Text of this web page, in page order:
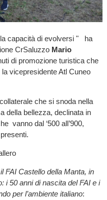
capacità di evolversi " ha
CrSaluzzo Mario
di promozione turistica che
vicepresidente Atl Cuneo
che si snoda nella
della bellezza, declinata in
vanno dal ‘500 all’900,
FAI Castello della Manta, in
i 50 anni di nascita del FAI e i
per l’ambiente italiano: